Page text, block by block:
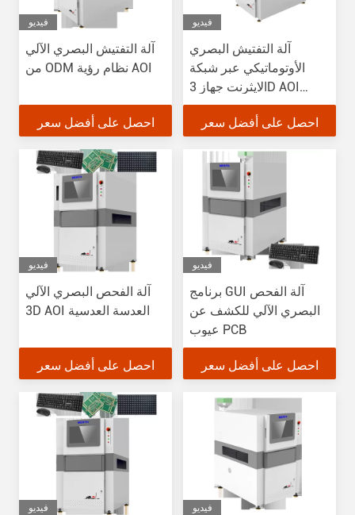
فيديو
آلة التفتيش البصري الآلي
من ODM نظام رؤية AOI
احصل على أفضل سعر
فيديو
آلة التفتيش البصري
الأوتوماتيكي عبر شبكة
الايثرنت جهاز 3D AOI
500kg
احصل على أفضل سعر
فيديو
آلة الفحص البصري الآلي
3D AOI العدسة العدسية
احصل على أفضل سعر
فيديو
برنامج GUI آلة الفحص
البصري الآلي للكشف عن
عيوب PCB
احصل على أفضل سعر
فيديو فيديو